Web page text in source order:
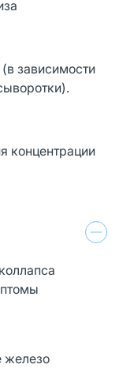
зависимости
концентрации
железо